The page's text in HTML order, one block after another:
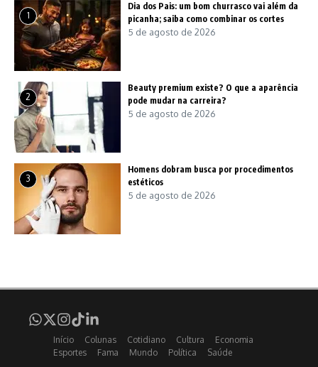
1
Dia dos Pais: um bom churrasco vai além da
picanha; saiba como combinar os cortes
5 de agosto de 2026
2
Beauty premium existe? O que a aparência
pode mudar na carreira?
5 de agosto de 2026
3
Homens dobram busca por procedimentos
estéticos
5 de agosto de 2026
Início Colunas Cotidiano Cultura
Economia
Esportes
Fama Mundo Política Saúde